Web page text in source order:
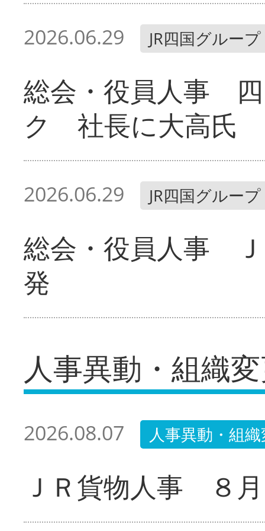
2026.06.29 JR四国グループ
総会・役員人事
ク 社長に大高氏
2026.06.29 JR四国グループ
総会・役員人事
発
人事異動・組織
2026.08.07 人事異動・組
ＪＲ貨物人事 ８